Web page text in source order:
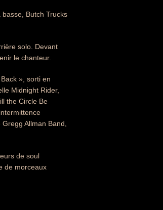
Butch Trucks
solo. Devant
le chanteur.
», sorti en
Midnight Rider,
the Circle Be
Allman Band,
de soul
de morceaux